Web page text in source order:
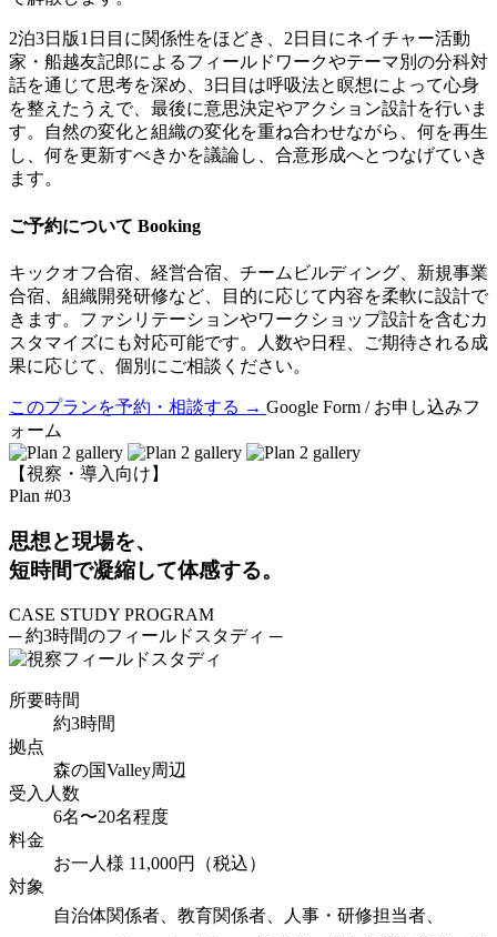
2泊3日版1日目に関係性をほどき、2日目にネイチャー活動
家・船越友記郎によるフィールドワークやテーマ別の分科対
話を通じて思考を深め、3日目は呼吸法と瞑想によって心身
を整えたうえで、最後に意思決定やアクション設計を行いま
す。自然の変化と組織の変化を重ね合わせながら、何を再生
し、何を更新すべきかを議論し、合意形成へとつなげていき
ます。
ご予約について Booking
キックオフ合宿、経営合宿、チームビルディング、新規事業
合宿、組織開発研修など、目的に応じて内容を柔軟に設計で
きます。ファシリテーションやワークショップ設計を含むカ
スタマイズにも対応可能です。人数や日程、ご期待される成
果に応じて、個別にご相談ください。
このプランを予約・相談する → Google Form / お申し込みフ
ォーム
【視察・導入向け】
Plan #03
思想と現場を、
短時間で凝縮して体感する。
CASE STUDY PROGRAM
─ 約3時間のフィールドスタディ ─
所要時間
約3時間
拠点
森の国Valley周辺
受入人数
6名〜20名程度
料金
お一人様 11,000円
（税込）
対象
自治体関係者、教育関係者、人事・研修担当者、